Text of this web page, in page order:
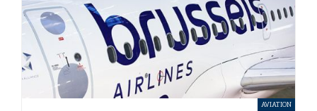
AVIATION